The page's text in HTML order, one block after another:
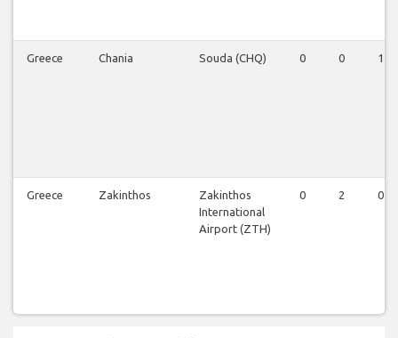
Greece Chania Souda (CHQ) 0 0 1
Greece Zakinthos
Zakinthos
International
Airport (ZTH)
0 2 0